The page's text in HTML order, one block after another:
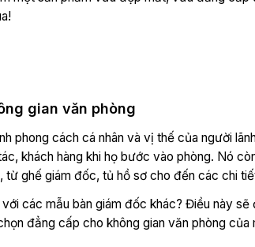
gian văn phòng
phong cách cá nhân và vị thế của người
khách hàng khi họ bước vào phòng. Nó
ghế giám đốc, tủ hồ sơ cho đến các chi
các mẫu bàn giám đốc khác? Điều này
đẳng cấp cho không gian văn phòng của